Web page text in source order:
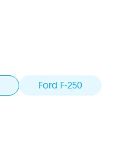
Ford F-250